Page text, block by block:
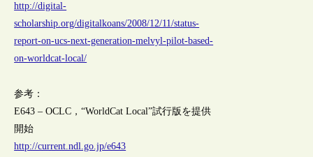
http://digital-
scholarship.org/digitalkoans/2008/12/11/status-
report-on-ucs-next-generation-melvyl-pilot-based-
on-worldcat-local/
参考：
E643 – OCLC，“WorldCat Local”試行版を提供
開始
http://current.ndl.go.jp/e643